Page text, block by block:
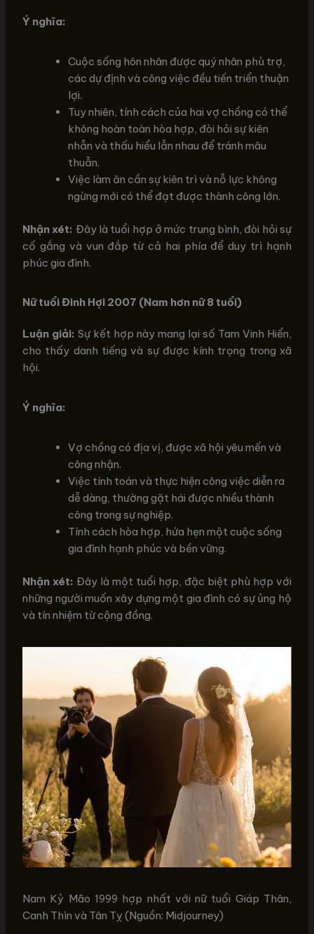
Ý nghĩa:
Cuộc sống hôn nhân được quý nhân phù trợ,
các dự định và công việc đều tiến triển thuận
lợi.
Tuy nhiên, tính cách của hai vợ chồng có thể
không hoàn toàn hòa hợp, đòi hỏi sự kiên
nhẫn và thấu hiểu lẫn nhau để tránh mâu
thuẫn.
Việc làm ăn cần sự kiên trì và nỗ lực không
ngừng mới có thể đạt được thành công lớn.
Nhận xét: Đây là tuổi hợp ở mức trung bình, đòi hỏi sự
cố gắng và vun đắp từ cả hai phía để duy trì hạnh
phúc gia đình.
Nữ tuổi Đinh Hợi 2007 (Nam hơn nữ 8 tuổi)
Luận giải: Sự kết hợp này mang lại số Tam Vinh Hiển,
cho thấy danh tiếng và sự được kính trọng trong xã
hội.
Ý nghĩa:
Vợ chồng có địa vị, được xã hội yêu mến và
công nhận.
Việc tính toán và thực hiện công việc diễn ra
dễ dàng, thường gặt hái được nhiều thành
công trong sự nghiệp.
Tính cách hòa hợp, hứa hẹn một cuộc sống
gia đình hạnh phúc và bền vững.
Nhận xét: Đây là một tuổi hợp, đặc biệt phù hợp với
những người muốn xây dựng một gia đình có sự ủng hộ
và tín nhiệm từ cộng đồng.
Nam Kỷ Mão 1999 hợp nhất với nữ tuổi Giáp Thân,
Canh Thìn và Tân Tỵ (Nguồn: Midjourney)